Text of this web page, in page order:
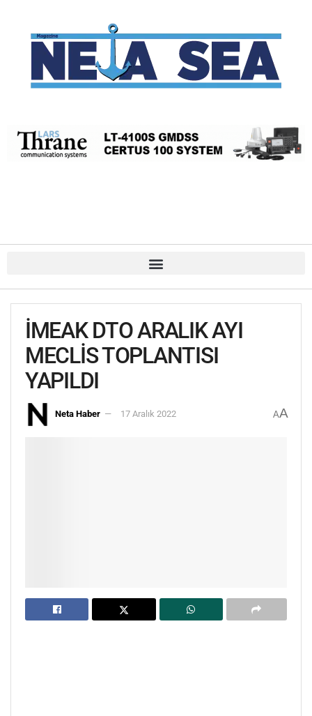
İMEAK DTO ARALIK AYI
MECLİS TOPLANTISI
YAPILDI
Neta Haber 17 Aralık 2022 AA